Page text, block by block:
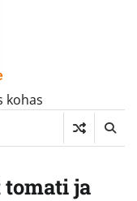
kohas
tomati ja